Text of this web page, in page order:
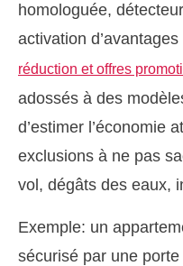
homologuée,
activation
réduction et offres
adossés à des
d’estimer l’économie
exclusions à ne pas
vol, dégâts des eaux,
Exemple: un
sécurisé par une